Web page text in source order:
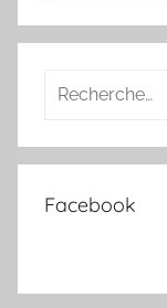
Recherche
:
Facebook